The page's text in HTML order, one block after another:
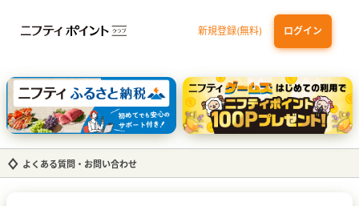
新規登録(無料) ログイン
dカード 九州カードNEXT JCB ORIGINAL SERIES：JCBカード S
三井住友カード ゴールド（NL）（家族カード発行）
【実質初月無料】DMM | Disney+(ディズニープラス) セットプラン
よくある質問・お問い合わせ